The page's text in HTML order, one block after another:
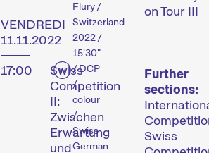
VENDREDI
11.11.2022
17:00
Swiss
Competition
II:
Zwischen
Erwartung
und
Flury /
Switzerland
2022 /
15'30"
/ DCP
/
colour
/
Swiss
German
on Tour III
Further
sections:
Swiss
Les Internationale
Kurzfilmtage Winterthur
représentent le plus
important festival de
courts métrages en
Suisse. Chaque mois de
novembre, Winterthour se